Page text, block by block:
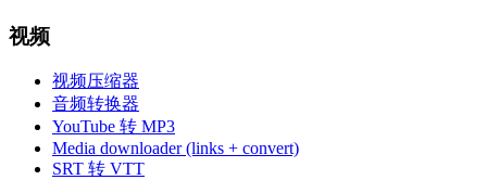
视频
视频压缩器
音频转换器
YouTube 转 MP3
Media downloader (links + convert)
SRT 转 VTT